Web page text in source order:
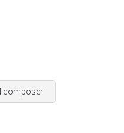
composer